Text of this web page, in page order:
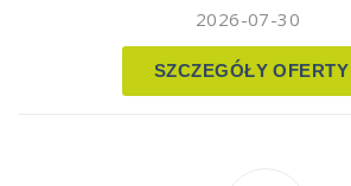
2026-07-30
SZCZEGÓŁY OFERTY